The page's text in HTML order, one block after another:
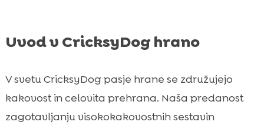
 FAQ
Uvod v CricksyDog hrano
V svetu CricksyDog pasje hrane se združujejo
kakovost in celovita prehrana. Naša predanost
zagotavljanju visokokakovostnih sestavin